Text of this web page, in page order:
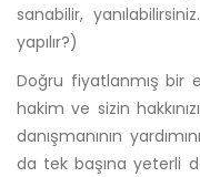
sanabilir,
yapılır?)
Doğru fiyatlanmış bir
hakim ve sizin
danışmanının
da tek başına yeterli